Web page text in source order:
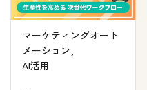
マーケティングオート
メーション,
AI活用